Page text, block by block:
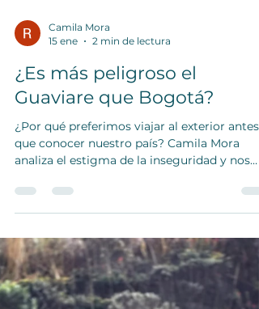
Camila Mora
15 ene
2 min de lectura
¿Es más peligroso el
Guaviare que Bogotá?
que conocer nuestro país? Camila Mora
analiza el estigma de la inseguridad y nos
invita a descubrir la Colombia profunda con
Rizoma Travel.